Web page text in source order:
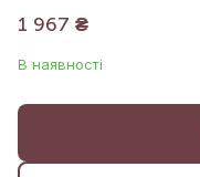
1 967 ₴
В наявності